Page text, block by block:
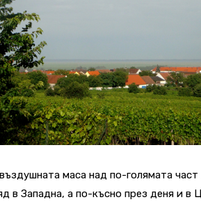
маса над по-голямата
в Западна, а по-късно през деня и в